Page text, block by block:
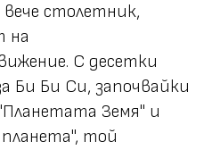
столетник,
на
С десетки
Би Би Си, започвайки
Земя" и
той